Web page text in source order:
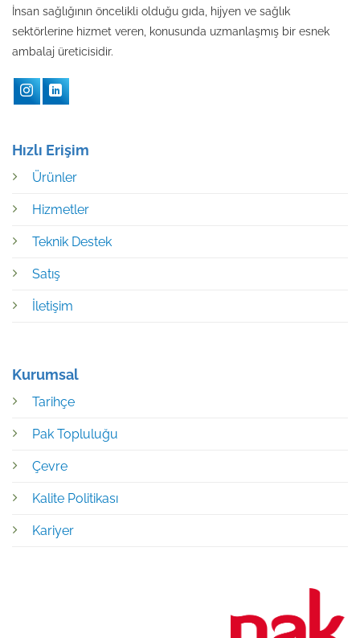
İnsan sağlığının öncelikli olduğu gıda, hijyen ve sağlık
sektörlerine hizmet veren, konusunda uzmanlaşmış bir esnek
ambalaj üreticisidir.
Kurumsal
Tarihçe
Pak Topluluğu
Çevre
Kalite Politikası
Kariyer
Hızlı Erişim
Ürünler
Hizmetler
Teknik Destek
Satış
İletişim